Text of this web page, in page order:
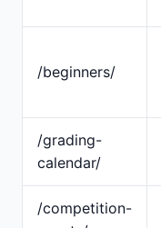
/beginners/
/grading-
calendar/
/competition-